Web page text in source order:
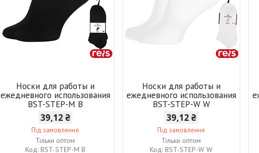
Носки для работы и
ежедневного использования
BST-STEP-M B
39,12 ₴
Під замовлення
Тільки оптом
BST-STEP-M B
Носки для работы и
ежедневного использования
BST-STEP-W W
39,12 ₴
Під замовлення
Тільки оптом
BST-STEP-W W